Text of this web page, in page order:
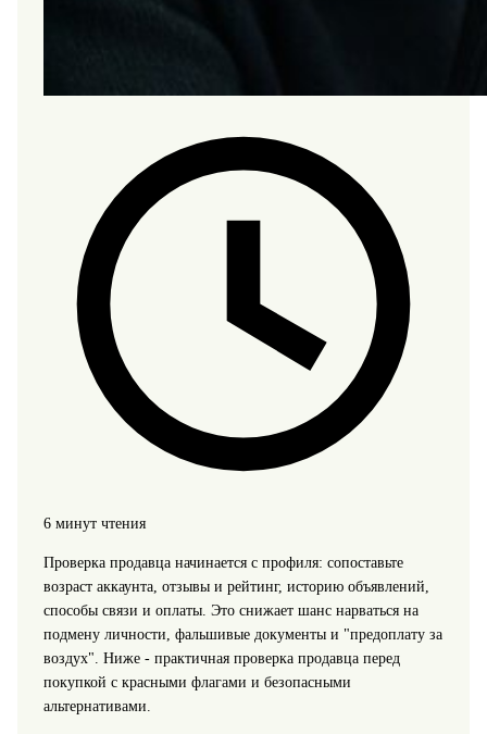
6 минут чтения
Проверка продавца начинается с профиля: сопоставьте
возраст аккаунта, отзывы и рейтинг, историю объявлений,
способы связи и оплаты. Это снижает шанс нарваться на
подмену личности, фальшивые документы и "предоплату за
воздух". Ниже - практичная проверка продавца перед
покупкой с красными флагами и безопасными
альтернативами.